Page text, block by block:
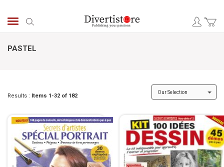
PASTEL
Results : Items 1-32 of 182